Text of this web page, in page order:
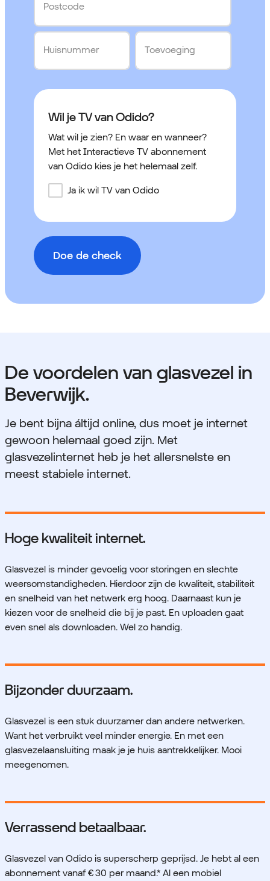
Postcode
Huisnummer Toevoeging
Wil je TV van Odido?
Wat wil je zien? En waar en wanneer?
Met het Interactieve TV abonnement
van Odido kies je het helemaal zelf.
Ja ik wil TV van Odido
Doe de check
De voordelen van glasvezel in
Beverwijk.
Je bent bijna áltijd online, dus moet je internet
gewoon helemaal goed zijn. Met
glasvezelinternet heb je het allersnelste en
meest stabiele internet.
Hoge kwaliteit internet.
Glasvezel is minder gevoelig voor storingen en slechte
weersomstandigheden. Hierdoor zijn de kwaliteit, stabiliteit
en snelheid van het netwerk erg hoog. Daarnaast kun je
kiezen voor de snelheid die bij je past. En uploaden gaat
even snel als downloaden. Wel zo handig.
Bijzonder duurzaam.
Glasvezel is een stuk duurzamer dan andere netwerken.
Want het verbruikt veel minder energie. En met een
glasvezelaansluiting maak je je huis aantrekkelijker. Mooi
meegenomen.
Verrassend betaalbaar.
Glasvezel van Odido is superscherp geprijsd. Je hebt al een
abonnement vanaf € 30 per maand.* Al een mobiel